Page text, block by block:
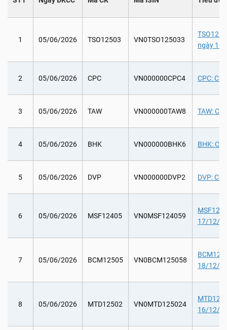
1 05/06/2026 TSO12503 VN0TSO125033
ngày
2 05/06/2026 CPC VN000000CPC4 CPC:
3 05/06/2026 TAW VN000000TAW8 TAW:
4 05/06/2026 BHK VN000000BHK6 BHK:
5 05/06/2026 DVP VN000000DVP2 DVP:
6 05/06/2026 MSF12405 VN0MSF124059
17/12/
7 05/06/2026 BCM12505 VN0BCM125058
18/12/
8 05/06/2026 MTD12502 VN0MTD125024
16/12/